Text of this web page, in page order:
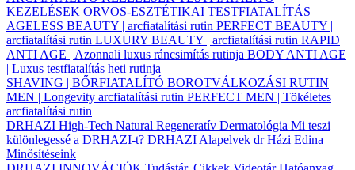
KEZELÉSEK ORVOS-ESZTÉTIKAI TESTFIATALÍTÁS
AGELESS BEAUTY | arcfiatalítási rutin PERFECT BEAUTY |
arcfiatalítási rutin LUXURY BEAUTY | arcfiatalítási rutin RAPID
ANTI AGE | Azonnali luxus ráncsimítás rutinja BODY ANTI AGE
| Luxus testfiatalítás heti rutinja
SHAVING | BŐRFIATALÍTÓ BOROTVÁLKOZÁSI RUTIN
MEN | Longevity arcfiatalítási rutin PERFECT MEN | Tökéletes
arcfiatalítási rutin
DRHAZI High-Tech Natural Regeneratív Dermatológia Mi teszi
különlegessé a DRHAZI-t? DRHAZI Alapelvek dr Házi Edina
Minősítéseink